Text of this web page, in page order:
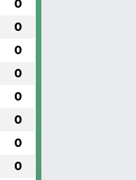
0
0
0
0
0
0
0
0